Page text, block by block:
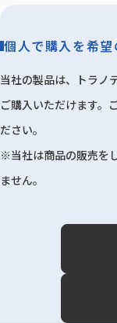
個人で購入を希望
当社の製品は、トラノ
ご購入いただけます。
ださい。
※当社は商品の販売を
ません。